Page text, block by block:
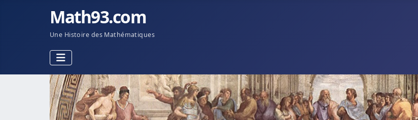
Math93.com
Une Histoire des Mathématiques